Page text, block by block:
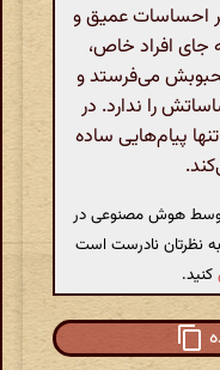
احساسات عمیق و
جای افراد خاص،
می‌فرستد و
را ندارد. در
پیام‌هایی ساده
هوش مصنوعی در
به نظرتان نادرست است
کنید.